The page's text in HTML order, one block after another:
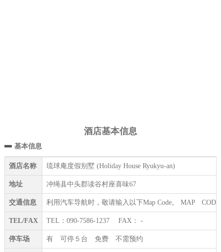
酒店基本信息
基本信息
酒店名称 琉球庵度假别墅 (Holiday House Ryukyu-an)
地址 冲绳县中头郡读谷村座喜味67
交通信息 利用汽车导航时，敬请输入以下Map Code。 MAP CODE
TEL/FAX TEL：090-7586-1237 FAX： -
停车场 有 可停５台 免费 不需预约